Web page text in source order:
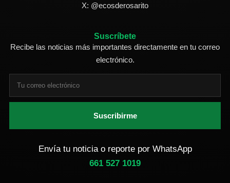
X: @ecosderosarito
Suscríbete
Recibe las noticias más importantes directamente en tu correo
electrónico.
Suscribirme
Envía tu noticia o reporte por WhatsApp
661 527 1019